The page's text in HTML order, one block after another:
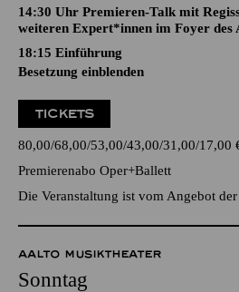
14:30 Uhr Premieren-Talk mit
weiteren Expert*innen im Foyer des
18:15 Einführung
Besetzung einblenden
TICKETS
80,00 68,00 53,00 43,00 31,00 17,00
Premierenabo Oper+Ballett
Die Veranstaltung ist vom Angebot
AALTO MUSIKTHEATER
Sonntag